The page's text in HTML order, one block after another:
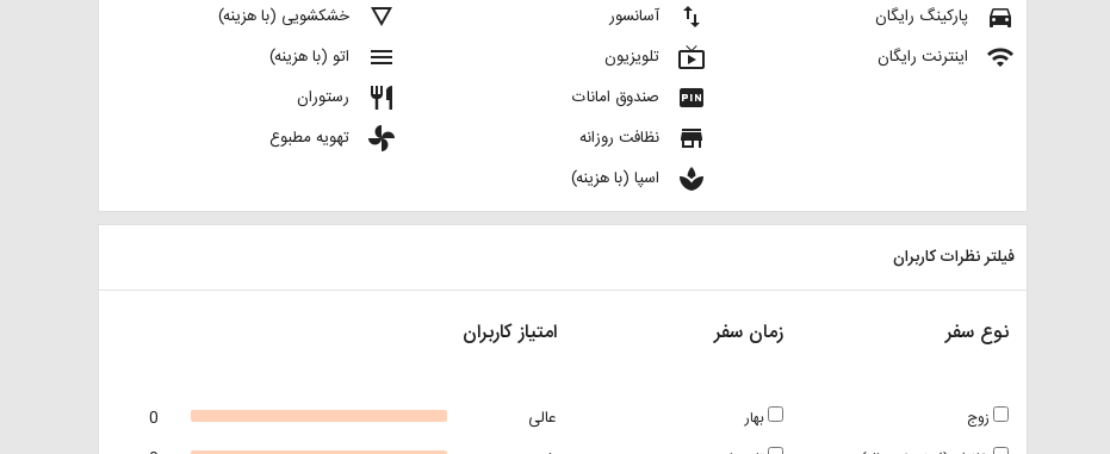
details خشکشویی (با هزینه)
menu اتو (با هزینه)
restaurant رستوران
toys تهویه مطبوع
import_export آسانسور
live_tv تلویزیون
fiber_pin صندوق امانات
store نظافت روزانه
spa اسپا (با هزینه)
directions_car پارکینگ رایگان
wifi اینترنت رایگان
فیلتر نظرات کاربران
امتیاز کاربران
0
عالی
زمان سفر
بهار
نوع سفر
زوج